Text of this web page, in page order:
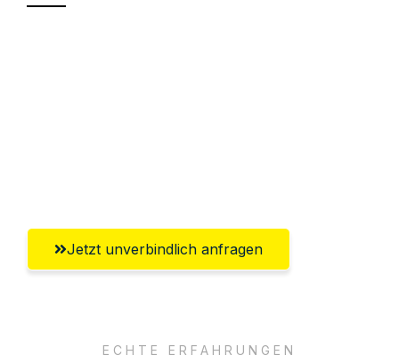
Jetzt unverbindlich anfragen
ECHTE ERFAHRUNGEN